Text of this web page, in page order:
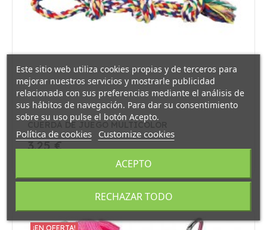
CUERDA DE JUEGO MULTICOLOR
3,25 €
¡EN OFERTA!
Este sitio web utiliza cookies propias y de terceros para
mejorar nuestros servicios y mostrarle publicidad
relacionada con sus preferencias mediante el análisis de
sus hábitos de navegación. Para dar su consentimiento
sobre su uso pulse el botón Acepto.
Política de cookies Customize cookies
RECHAZAR TODO
ACEPTO